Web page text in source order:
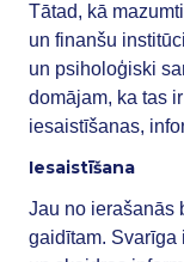
Tātad, kā
un finanšu
un psiholoģiski
domājam, ka tas
iesaistīšanas,
Iesaistīšana
Jau no ierašanās
gaidītam. Svarīga